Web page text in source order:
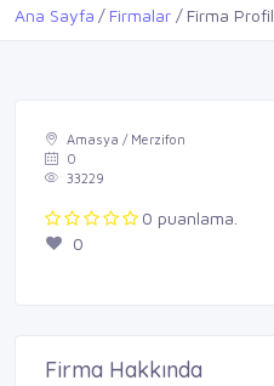
Ana Sayfa Firmalar Firma Profil
Amasya / Merzifon
0
33229
0 puanlama.
0
Firma Hakkında